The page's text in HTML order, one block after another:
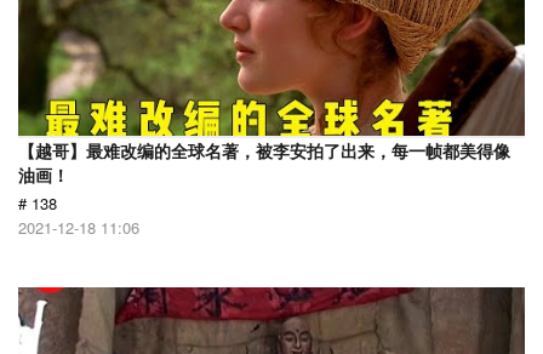
【越哥】最难改编的全球名著，被李安拍了出来，每一帧都美得像
油画！
# 138
2021-12-18 11:06